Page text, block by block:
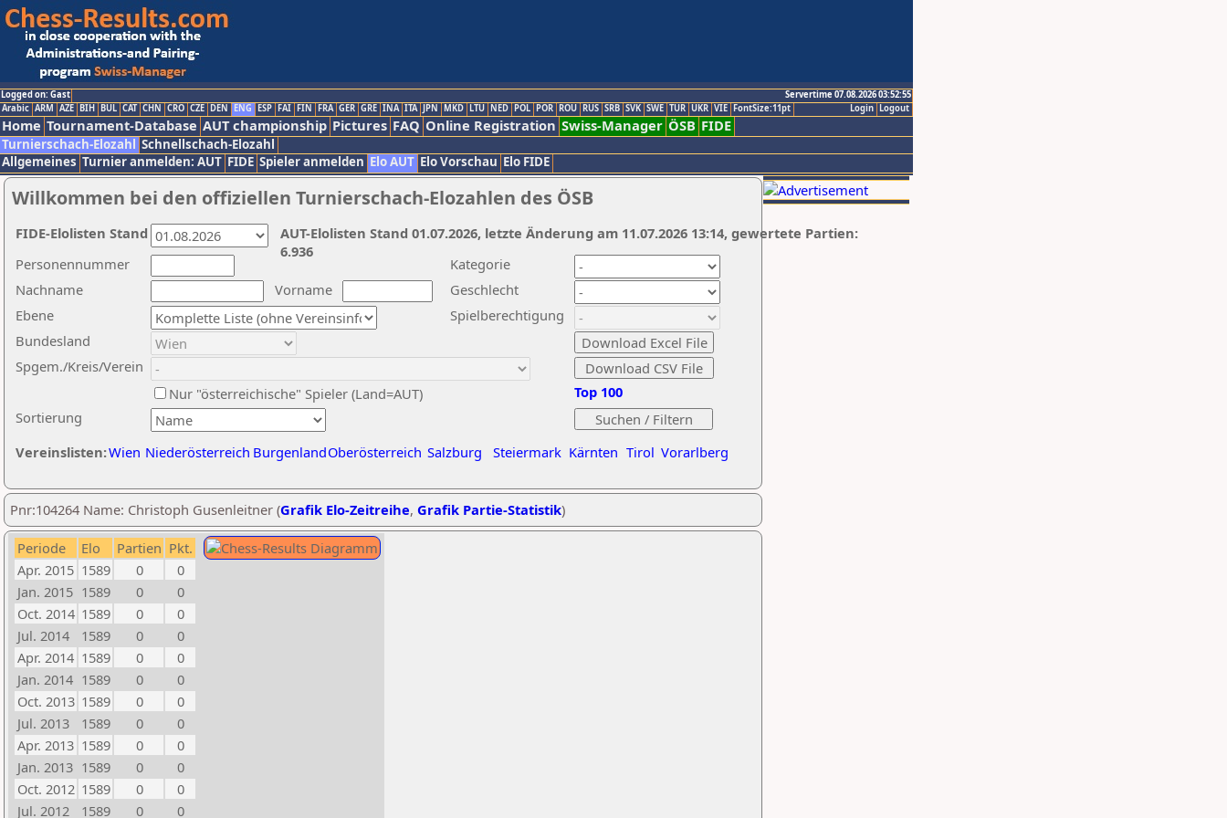
Logged on: Gast
Servertime 07.08.2026 03:52:55
Logout
Login
Arabic ARM AZE BIH BUL CAT CHN CRO CZE DEN ENG ESP FAI FIN FRA GER GRE INA ITA JPN MKD LTU NED POL POR ROU RUS SRB SVK SWE TUR UKR VIE FontSize:11pt
Home Tournament-Database AUT championship Pictures FAQ Online Registration Swiss-Manager ÖSB FIDE
Turnierschach-Elozahl Schnellschach-Elozahl
Allgemeines Turnier anmelden: AUT FIDE Spieler anmelden Elo AUT Elo Vorschau Elo FIDE
Willkommen bei den offiziellen Turnierschach-Elozahlen des ÖSB
Nachname
Vorname
Ebene
Kategorie
Sortierung
Personennummer
Bundesland
Spgem./Kreis/Verein
Geschlecht
Nur "österreichische" Spieler (Land=AUT)
Spielberechtigung
Vereinslisten:Wien Niederösterreich BurgenlandOberösterreich Salzburg Steiermark Kärnten Tirol Vorarlberg
Top 100
AUT-Elolisten Stand 01.07.2026, letzte Änderung am 11.07.2026 13:14, gewertete Partien:
6.936
FIDE-Elolisten Stand
Pnr:104264 Name: Christoph Gusenleitner (Grafik Elo-Zeitreihe, Grafik Partie-Statistik)
Periode Elo Partien Pkt.
Apr. 2015 1589 0
0
Jan. 2015 1589 0
0
Oct. 2014 1589 0
0
Jul. 2014
1589 0
0
Apr. 2014 1589 0
0
Jan. 2014 1589 0
0
Oct. 2013 1589 0
0
Jul. 2013
1589 0
0
Apr. 2013 1589 0
0
Jan. 2013 1589 0
0
Oct. 2012 1589 0
0
Jul. 2012
1589 0
0